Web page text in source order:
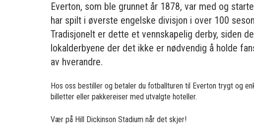
Everton, som ble grunnet år 1878, var med og
har spilt i øverste engelske divisjon i over 100
Tradisjonelt er dette et vennskapelig derby, siden
lokalderbyene der det ikke er nødvendig å holde
av hverandre.
Hos oss bestiller og betaler du fotballturen til Everton trygt og
billetter eller pakkereiser med utvalgte hoteller.
Vær på Hill Dickinson Stadium når det skjer!